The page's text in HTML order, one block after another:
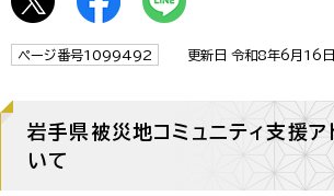
ページ番号1099492 更新日 令和8年6月16日
岩手県被災地コミュニティ支援ア
いて